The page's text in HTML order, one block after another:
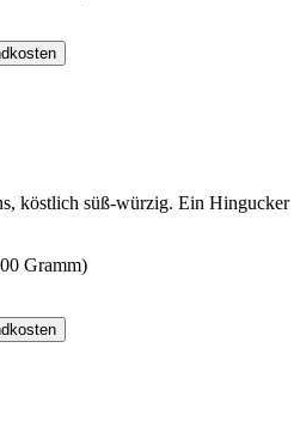
köstlich süß-würzig. Ein Hingucker
Gramm)